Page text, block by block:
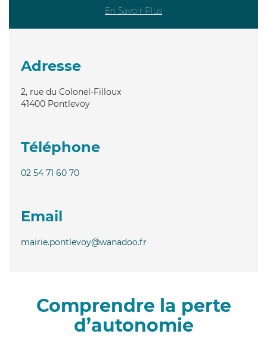
En Savoir Plus
Adresse
2, rue du Colonel-Filloux
41400 Pontlevoy
Téléphone
02 54 71 60 70
Email
mairie.pontlevoy@wanadoo.fr
Comprendre la perte
d’autonomie